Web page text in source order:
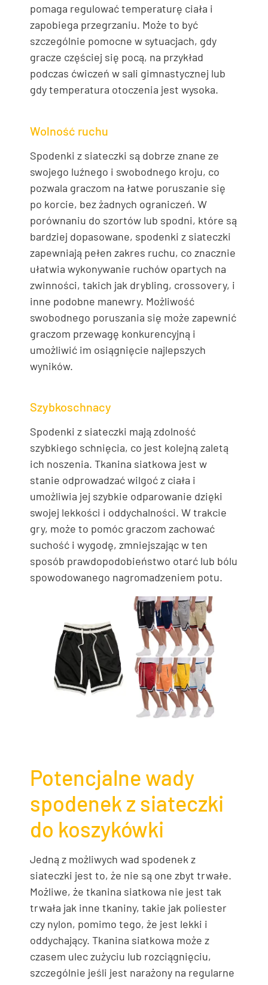
pomaga regulować temperaturę ciała i
zapobiega przegrzaniu. Może to być
szczególnie pomocne w sytuacjach, gdy
gracze częściej się pocą, na przykład
podczas ćwiczeń w sali gimnastycznej lub
gdy temperatura otoczenia jest wysoka.
Wolność ruchu
Spodenki z siateczki są dobrze znane ze
swojego luźnego i swobodnego kroju, co
pozwala graczom na łatwe poruszanie się
po korcie, bez żadnych ograniczeń. W
porównaniu do szortów lub spodni, które są
bardziej dopasowane, spodenki z siateczki
zapewniają pełen zakres ruchu, co znacznie
ułatwia wykonywanie ruchów opartych na
zwinności, takich jak drybling, crossovery, i
inne podobne manewry. Możliwość
swobodnego poruszania się może zapewnić
graczom przewagę konkurencyjną i
umożliwić im osiągnięcie najlepszych
wyników.
Szybkoschnacy
Spodenki z siateczki mają zdolność
szybkiego schnięcia, co jest kolejną zaletą
ich noszenia. Tkanina siatkowa jest w
stanie odprowadzać wilgoć z ciała i
umożliwia jej szybkie odparowanie dzięki
swojej lekkości i oddychalności. W trakcie
gry, może to pomóc graczom zachować
suchość i wygodę, zmniejszając w ten
sposób prawdopodobieństwo otarć lub bólu
spowodowanego nagromadzeniem potu.
Potencjalne wady
spodenek z siateczki
do koszykówki
Jedną z możliwych wad spodenek z
siateczki jest to, że nie są one zbyt trwałe.
Możliwe, że tkanina siatkowa nie jest tak
trwała jak inne tkaniny, takie jak poliester
czy nylon, pomimo tego, że jest lekki i
oddychający. Tkanina siatkowa może z
czasem ulec zużyciu lub rozciągnięciu,
szczególnie jeśli jest narażony na regularne